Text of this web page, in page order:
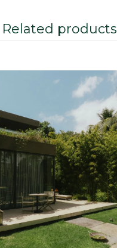
Related products